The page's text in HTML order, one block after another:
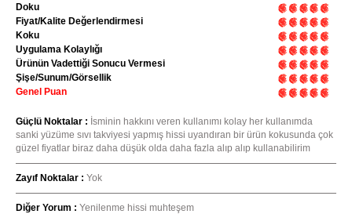
Doku
Fiyat/Kalite Değerlendirmesi
Koku
Uygulama Kolaylığı
Ürünün Vadettiği Sonucu Vermesi
Şişe/Sunum/Görsellik
Genel Puan
Güçlü Noktalar : İsminin hakkını veren kullanımı kolay her kullanımda
sanki yüzüme sıvı takviyesi yapmış hissi uyandıran bir ürün kokusunda çok
güzel fiyatlar biraz daha düşük olda daha fazla alıp alıp kullanabilirim
Zayıf Noktalar : Yok
Diğer Yorum : Yenilenme hissi muhteşem